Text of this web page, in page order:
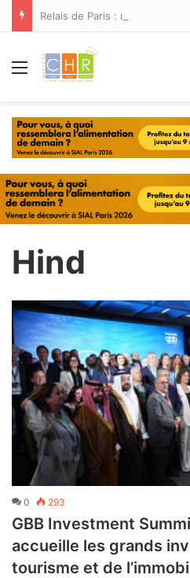
Menu
Hind
0 293
GBB Investment
accueille les grands
tourisme et de